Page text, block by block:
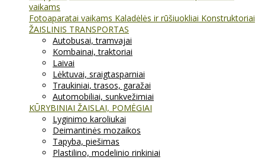
vaikams
Fotoaparatai vaikams Kaladėlės ir rūšiuokliai Konstruktoriai
ŽAISLINIS TRANSPORTAS
Autobusai, tramvajai
Kombainai, traktoriai
Laivai
Lėktuvai, sraigtasparniai
Traukiniai, trasos, garažai
Automobiliai, sunkvežimiai
KŪRYBINIAI ŽAISLAI, POMĖGIAI
Lyginimo karoliukai
Deimantinės mozaikos
Tapyba, piešimas
Plastilino, modelinio rinkiniai